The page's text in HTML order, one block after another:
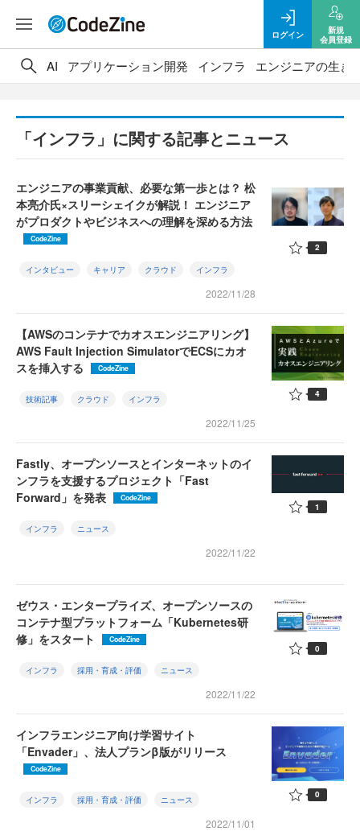
ログイン
新規
会員登録
AI アプリケーション開発 インフラ エンジニアの生き
「インフラ」に関する記事とニュース
エンジニアの事業貢献、必要な第一歩とは？ 松
本亮介氏×スリーシェイクが解説！ エンジニア
がプロダクトやビジネスへの理解を深める方法
CodeZine
インタビュー キャリア クラウド インフラ
2022/11/28
2
【AWSのコンテナでカオスエンジニアリング】
AWS Fault Injection SimulatorでECSにカオ
スを挿入する
CodeZine
技術記事 クラウド インフラ
2022/11/25
4
Fastly、オープンソースとインターネットのイ
ンフラを支援するプロジェクト「Fast
Forward」を発表
CodeZine
インフラ ニュース
2022/11/22
1
ゼウス・エンタープライズ、オープンソースの
コンテナ型プラットフォーム「Kubernetes研
修」をスタート
CodeZine
インフラ 採用・育成・評価 ニュース
2022/11/22
0
インフラエンジニア向け学習サイト
「Envader」、法人プランβ版がリリース
CodeZine
インフラ 採用・育成・評価 ニュース
2022/11/01
0